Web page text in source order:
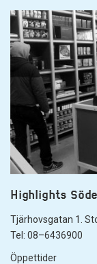
Highlights
Tjärhovsgatan 1.
Tel: 08–6436900
Öppettider